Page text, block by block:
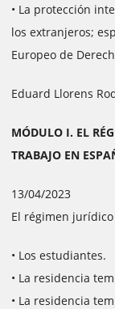
• La protección
los extranjeros;
Europeo de
Eduard Llorens
MÓDULO I. EL
TRABAJO EN
13/04/2023
El régimen
• Los estudiantes.
• La residencia
• La residencia